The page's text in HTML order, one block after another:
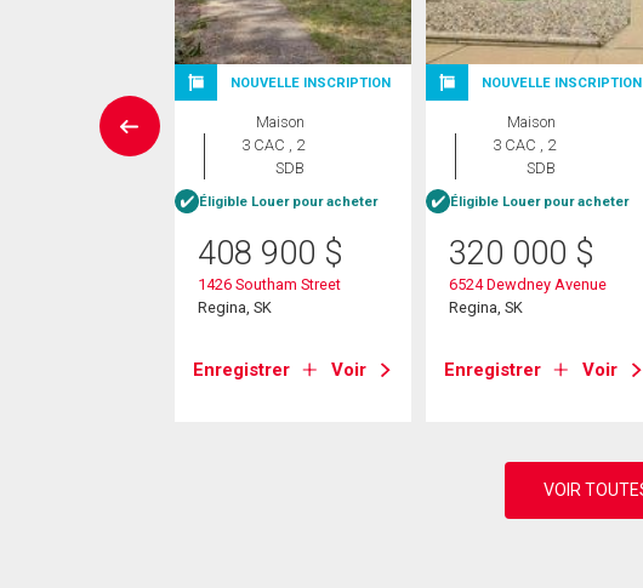
NOUVELLE INSCRIPTION
Maison
3 CAC , 2
SDB
Éligible Louer pour acheter
408 900 $
1426 Southam Street
Regina, SK
Enregistrer Voir
NOUVELLE INSCRIPTION
Maison
3 CAC , 2
SDB
Éligible Louer pour acheter
320 000 $
6524 Dewdney Avenue
Regina, SK
Enregistrer Voir